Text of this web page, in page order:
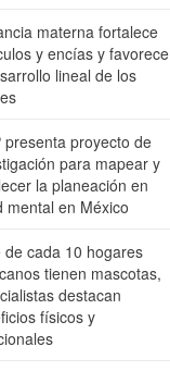
materna fortalece
y encías y favorece
lineal de los
presenta proyecto de
para mapear y
la planeación en
mental en México
de cada 10 hogares
tienen mascotas,
destacan
físicos y